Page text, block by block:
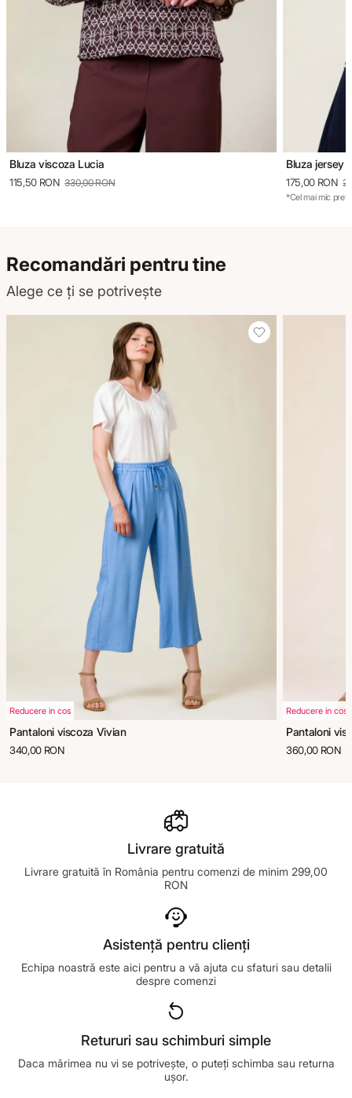
Bluza viscoza Lucia
115,50 RON 330,00 RON
Bluza jersey
175,00 RON
*Cel mai mic preț
Recomandări pentru tine
Alege ce ți se potrivește
Reducere in cos
Pantaloni viscoza Vivian
340,00 RON
Reducere in cos
Pantaloni
360,00 RON
Livrare gratuită
Livrare gratuită în România pentru comenzi de minim 299,00
RON
Asistență pentru clienți
Echipa noastră este aici pentru a vă ajuta cu sfaturi sau detalii
despre comenzi
Retururi sau schimburi simple
Daca mărimea nu vi se potrivește, o puteți schimba sau returna
ușor.